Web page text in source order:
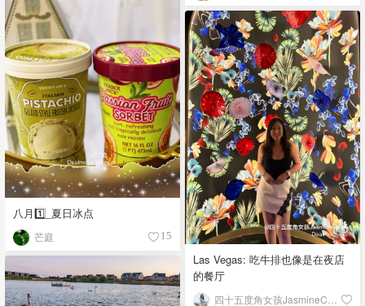
八月1️⃣_夏日冰点
芒庭 15
Las Vegas: 吃牛排也像是在夜店
的餐厅